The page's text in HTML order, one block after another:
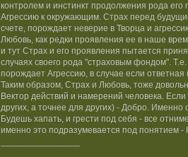
контролем и инстинкт продолжения рода
Агрессию к окружающим. Страх перед
счете, порождает неверие в Творца и
Любовь, как редки проявления ее в наше
и тут Страх и его проявления пытается
случаях своего рода "страховым фондом".
порождает Агрессию, в случае если
Таким образом, Страх и Любовь, тоже
Вектор действий и намерений человека.
других, а точнее для других) - Добро.
Будешь хапать, и грести под себя - все
именно это подразумевается под понятием -